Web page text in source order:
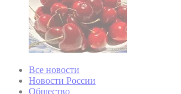
Все новости
Новости России
Общество